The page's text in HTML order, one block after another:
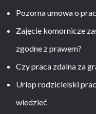
Pozorna umowa o
Zajęcie komornicze
zgodne z prawem?
Czy praca zdalna za
Urlop rodzicielski
wiedzieć